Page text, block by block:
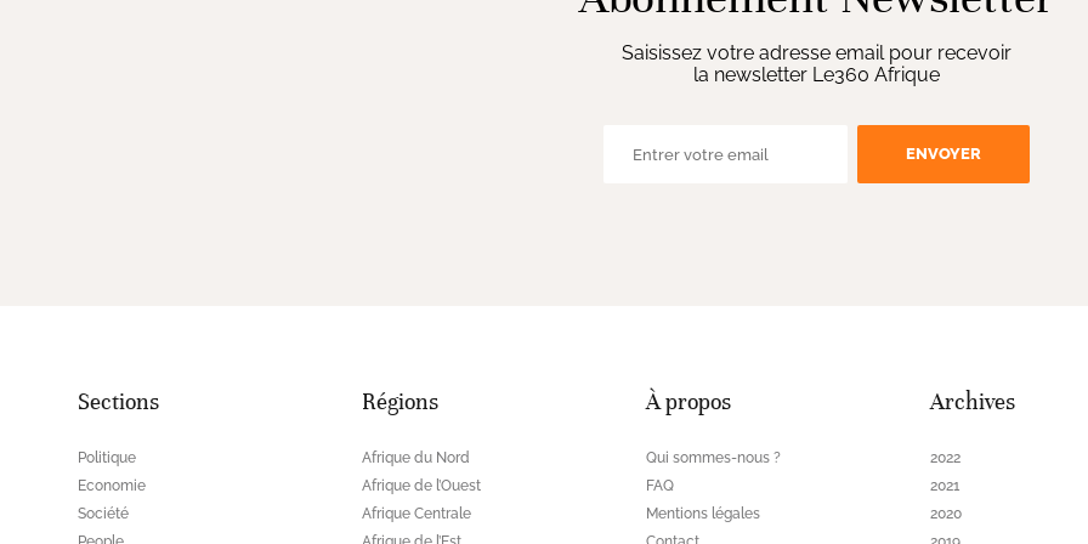
Saisissez votre adresse email pour recevoir
la newsletter Le360 Afrique
ENVOYER
Sections
Politique
Economie
Société
Régions
Afrique du Nord
Afrique de l’Ouest
Afrique Centrale
À propos
Qui sommes-nous ?
FAQ
Mentions légales
Archives
2022
2021
2020